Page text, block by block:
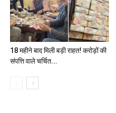
18 महीने बाद मिली बड़ी राहत! करोड़ों की
संपत्ति वाले चर्चित...